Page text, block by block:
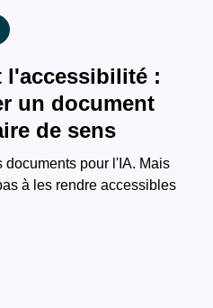
l'accessibilité :
un document
de sens
pour l'IA. Mais
à les rendre accessibles